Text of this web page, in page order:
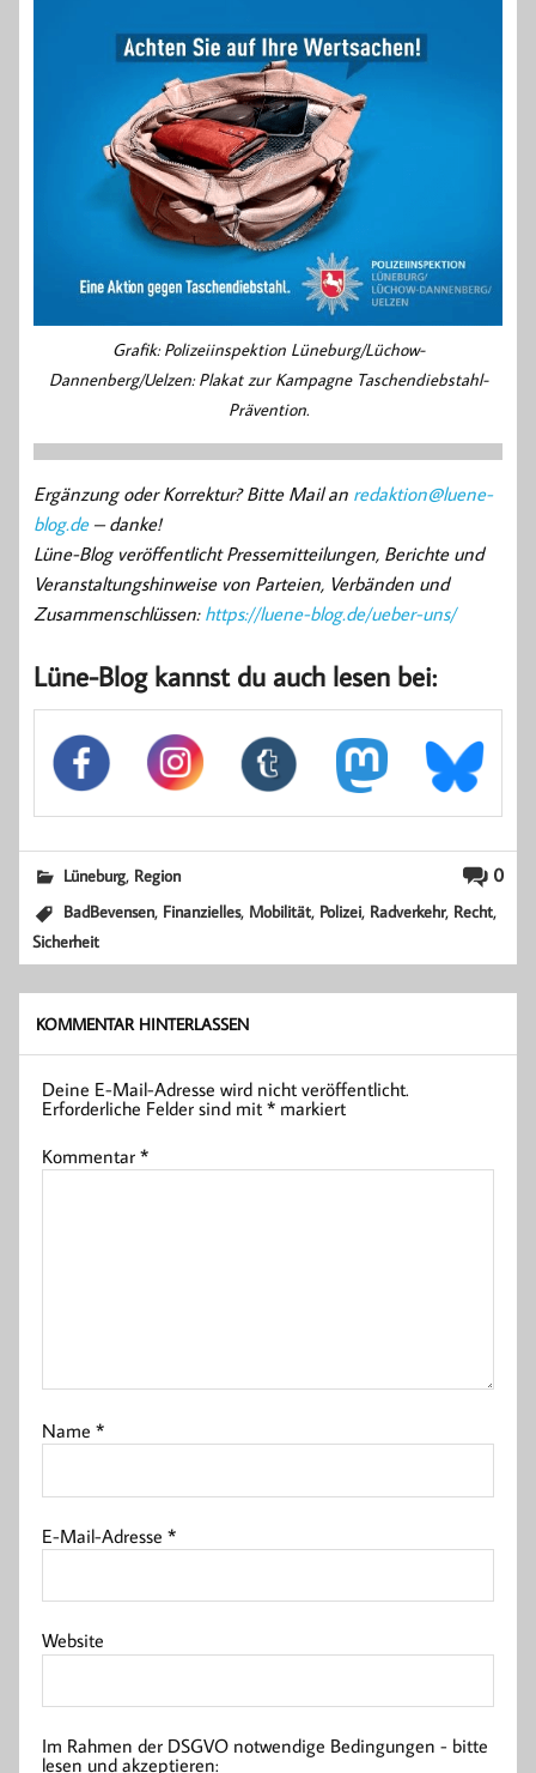
Grafik: Polizeiinspektion Lüneburg/Lüchow-
Dannenberg/Uelzen: Plakat zur Kampagne Taschendiebstahl-
Prävention.
Ergänzung oder Korrektur? Bitte Mail an redaktion@luene-
blog.de– danke!
Lüne-Blog veröffentlicht Pressemitteilungen, Berichte und
Veranstaltungshinweise von Parteien, Verbänden und
Zusammenschlüssen: https://luene-blog.de/ueber-uns/
Lüne-Blog kannst du auch lesen bei:
0
Lüneburg, Region
BadBevensen, Finanzielles, Mobilität, Polizei, Radverkehr, Recht,
Sicherheit
KOMMENTAR HINTERLASSEN
Deine E-Mail-Adresse wird nicht veröffentlicht.
Erforderliche Felder sind mit* markiert
Kommentar*
Name*
E-Mail-Adresse*
Website
Im Rahmen der DSGVO notwendige Bedingungen - bitte
lesen und akzeptieren: